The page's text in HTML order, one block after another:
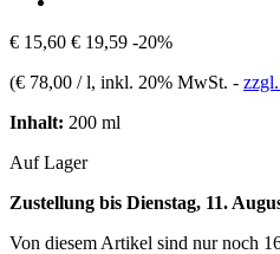
€ 15,60 € 19,59 -20%
(€ 78,00 / l, inkl. 20% MwSt. -
Inhalt: 200 ml
Auf Lager
Zustellung bis Dienstag, 11.
Von diesem Artikel sind nur noch